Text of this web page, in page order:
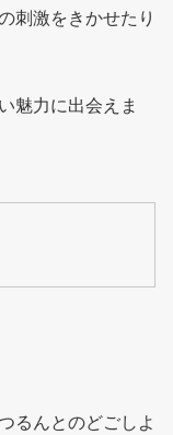
刺激をきかせたり
魅力に出会えま
るんとのどごしよ